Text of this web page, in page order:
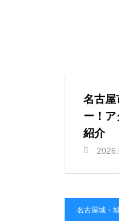
名古屋
ー！ア
紹介
名古屋城・